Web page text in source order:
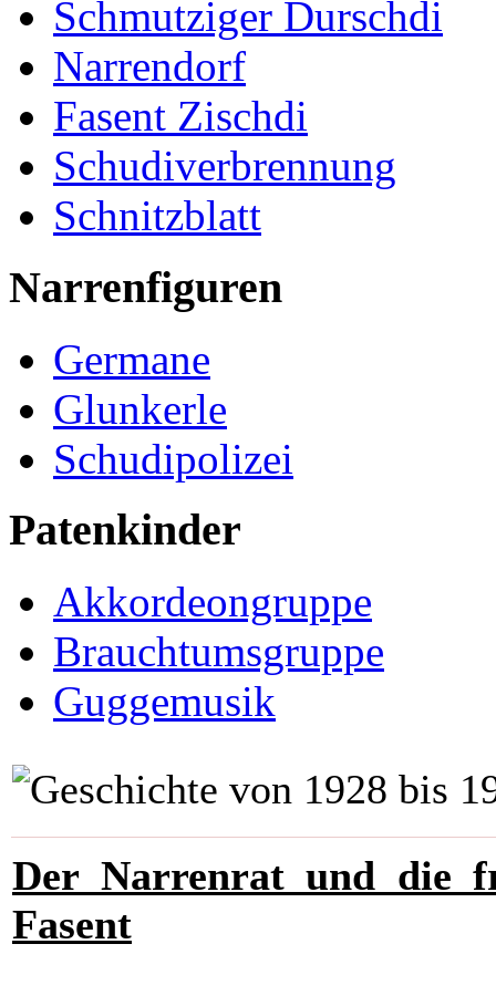
Schmutziger Durschdi
Narrendorf
Fasent Zischdi
Schudiverbrennung
Schnitzblatt
Narrenfiguren
Germane
Glunkerle
Schudipolizei
Patenkinder
Akkordeongruppe
Brauchtumsgruppe
Guggemusik
Der Narrenrat und die
Fasent